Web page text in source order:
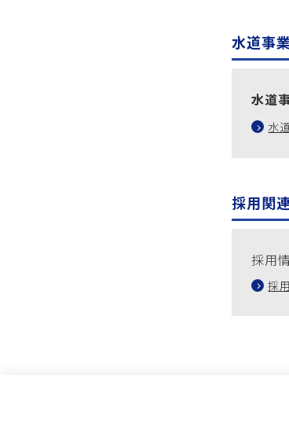
水道事
水道
水
採用関連
採用
採